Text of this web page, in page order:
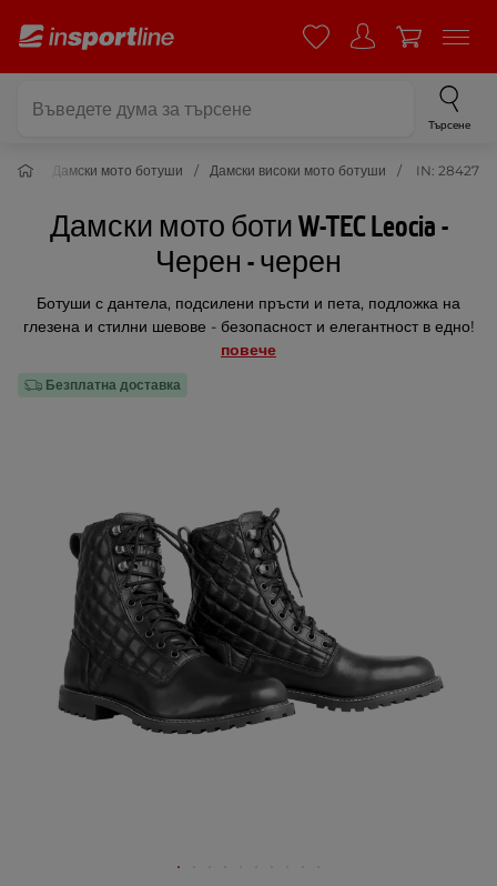
Търсене
Дамски мото ботуши Дамски високи мото ботуши IN: 28427
Дамски мото боти W-TEC Leocia -
Черен - черен
Ботуши с дантела, подсилени пръсти и пета, подложка на
глезена и стилни шевове - безопасност и елегантност в едно!
повече
Безплатна доставка